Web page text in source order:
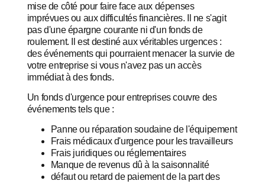
mise de côté pour faire face aux dépenses
imprévues ou aux difficultés financières. Il ne s'agit
pas d'une épargne courante ni d'un fonds de
roulement. Il est destiné aux véritables urgences :
des événements qui pourraient menacer la survie de
votre entreprise si vous n'avez pas un accès
immédiat à des fonds.
Un fonds d'urgence pour entreprises couvre des
événements tels que :
Panne ou réparation soudaine de l'équipement
Frais médicaux d'urgence pour les travailleurs
Frais juridiques ou réglementaires
Manque de revenus dû à la saisonnalité
défaut ou retard de paiement de la part des